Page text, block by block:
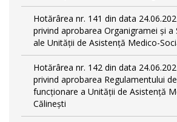
Hotărârea nr. 141 din data
privind aprobarea Organigramei și a
ale Unității de Asistență Medico-
Hotărârea nr. 142 din data
privind aprobarea Regulamentului
funcționare a Unității de Asistență
Călinești